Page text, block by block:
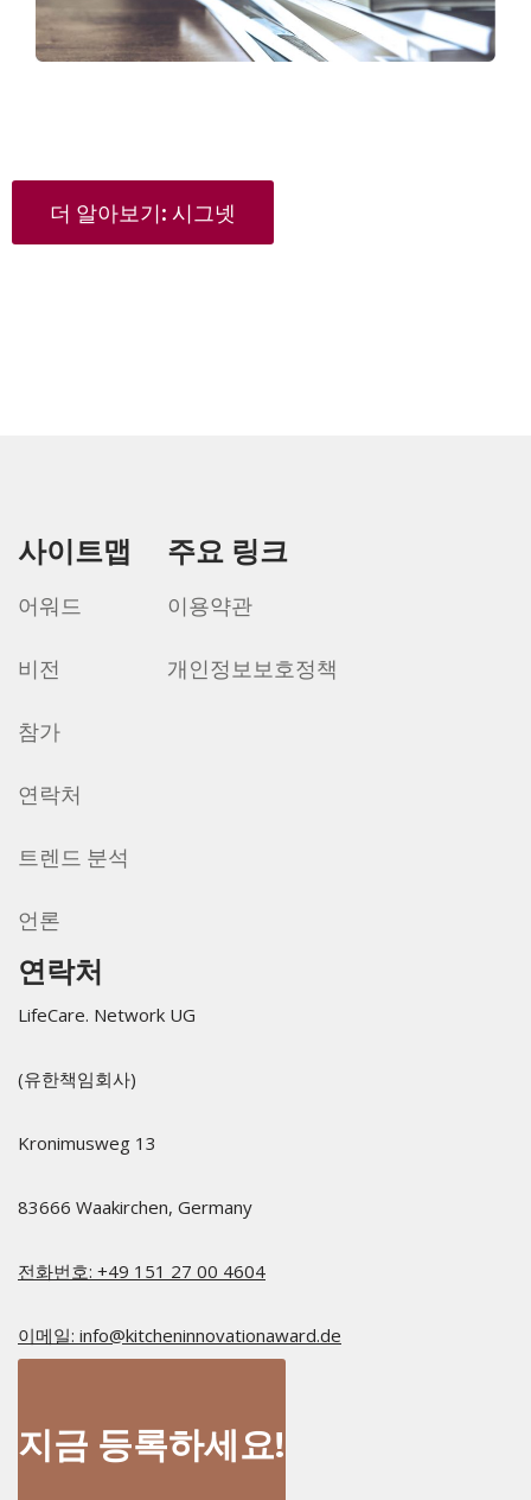
더 알아보기: 시그넷
사이트맵
어워드
비전
참가
연락처
트렌드 분석
언론
주요 링크
이용약관
개인정보보호정책
연락처
LifeCare. Network UG
(유한책임회사)
Kronimusweg 13​
83666 Waakirchen, Germany
전화번호: +49 151 27 00 4604
이메일: info@kitcheninnovationaward.de
지금 등록하세요!